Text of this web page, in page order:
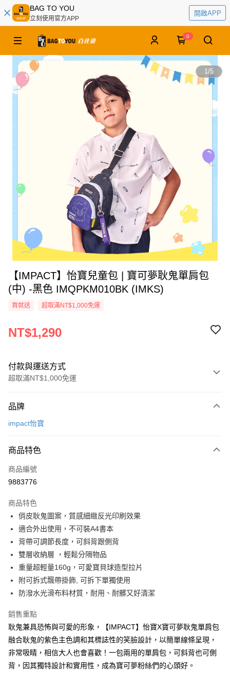
BAG TO YOU
立刻使用官方APP
開啟APP
0
1/5
【IMPACT】怡寶兒童包 | 寶可夢耿鬼單肩包
(中) -黑色 IMQPKM010BK (IMKS)
買就送 超取滿NT$1,000免運
NT$1,290
付款與運送方式
超取滿NT$1,000免運
信用卡一次付款
3 期 0 利率 每期
合作金庫商業銀行
上海商業儲蓄銀行
臺灣中小企業銀行
匯豐（台灣）商業銀行
華泰商業銀行
聯邦商業銀行
元大商業銀行
玉山商業銀行
台灣樂天信用卡公司
合作金庫商業銀行
上海商業儲蓄銀行
國泰世華商業銀行
兆豐國際商業銀行
匯豐（台灣）商業銀行
聯邦商業銀行
元大商業銀行
玉山商業銀行
星展（台灣）商業銀行
台新國際商業銀行
中國信託商業銀行
超商取貨付款
LINE Pay
Apple Pay
街口支付
悠遊付
Google Pay
大哥付你分期
相關說明
1.本服務由台灣大哥大提供，台灣大哥大用戶可立即使用無須另外申請。
2.付款方式選擇「大哥付你分期」，訂單成立後會自動跳轉到大哥付的交易
流程，驗證手機門號後，選擇欲分期的期數、繳款截止日，確認付款後即完
成交易。
3.實際核准額度、可分期數及費用金額請依後續交易確認頁面所載為準。
AFTEE先享後付
相關說明
【關於「AFTEE先享後付」】
AFTEE先享後付是「在收到商品之後才付款」的支付方式。 讓您購物簡單
便利好安心！
ATM付款
品牌
impact怡寶
商品特色
商品編號
9883776
商品特色
俏皮耿鬼圖案，質感細緻反光印刷效果
適合外出使用，不可裝A4書本
背帶可調節長度，可斜背跟側背
雙層收納層 ，輕鬆分隔物品
重量超輕量160g，可愛寶貝球造型拉片
附可拆式飄帶掛飾, 可拆下單獨使用
防潑水光滑布料材質，耐用、耐髒又好清潔
銷售重點
耿鬼兼具恐怖與可愛的形象，【IMPACT】怡寶X寶可夢耿鬼單肩包
融合耿鬼的紫色主色調和其標誌性的笑臉設計，以簡單線條呈現，
非常吸睛，相信大人也會喜歡！一包兩用的單肩包，可斜背也可側
背，因其獨特設計和實用性，成為寶可夢粉絲們的心頭好。